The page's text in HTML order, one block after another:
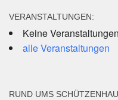
VERANSTALTUNGEN:
Keine Veranstaltungen
alle Veranstaltungen
RUND UMS